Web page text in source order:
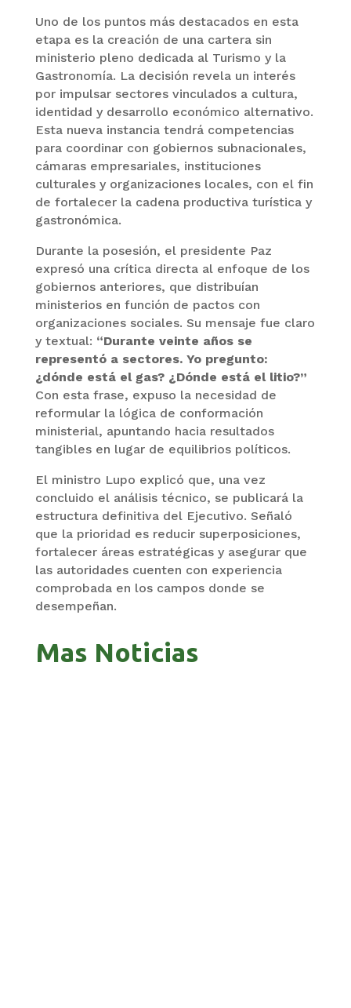
Uno de los puntos más destacados en esta
etapa es la creación de una cartera sin
ministerio pleno dedicada al Turismo y la
Gastronomía. La decisión revela un interés
por impulsar sectores vinculados a cultura,
identidad y desarrollo económico alternativo.
Esta nueva instancia tendrá competencias
para coordinar con gobiernos subnacionales,
cámaras empresariales, instituciones
culturales y organizaciones locales, con el fin
de fortalecer la cadena productiva turística y
gastronómica.
Durante la posesión, el presidente Paz
expresó una crítica directa al enfoque de los
gobiernos anteriores, que distribuían
ministerios en función de pactos con
organizaciones sociales. Su mensaje fue claro
y textual: “Durante veinte años se
representó a sectores. Yo pregunto:
¿dónde está el gas? ¿Dónde está el litio?”
Con esta frase, expuso la necesidad de
reformular la lógica de conformación
ministerial, apuntando hacia resultados
tangibles en lugar de equilibrios políticos.
El ministro Lupo explicó que, una vez
concluido el análisis técnico, se publicará la
estructura definitiva del Ejecutivo. Señaló
que la prioridad es reducir superposiciones,
fortalecer áreas estratégicas y asegurar que
las autoridades cuenten con experiencia
comprobada en los campos donde se
desempeñan.
Mas Noticias